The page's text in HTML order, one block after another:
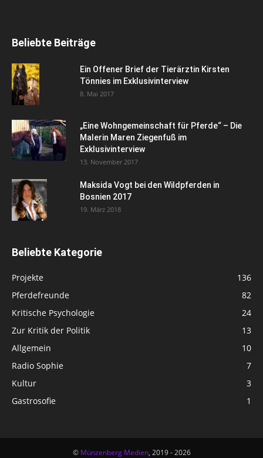
Beliebte Beiträge
Ein Offener Brief der Tierärztin Kirsten
Tönnies im Exklusivinterview
8. Mai 2017
„Eine Wohngemeinschaft für Pferde“ – Die
Malerin Maren Ziegenfuß im
Exklusivinterview
13. November 2017
Maksida Vogt bei den Wildpferden in
Bosnien 2017
19. März 2018
Beliebte Kategorie
Projekte
136
Pferdefreunde
82
Kritische Psychologie
24
Zur Kritik der Politik
13
Allgemein
10
Radio Sophie
7
Kultur
3
Gastrosofie
1
© Münzenberg Medien, 2019 - 2026